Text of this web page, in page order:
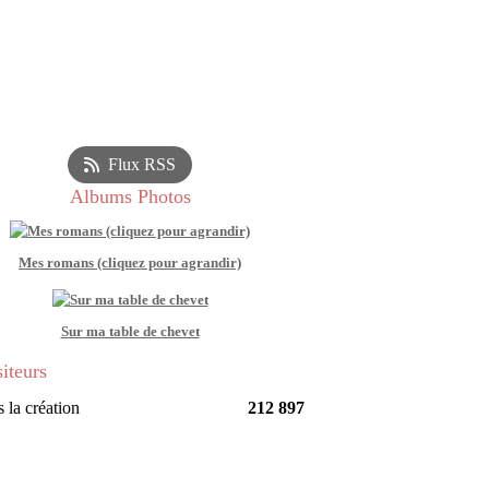
Flux RSS
Albums Photos
Mes romans (cliquez pour agrandir)
Sur ma table de chevet
la création 212 897